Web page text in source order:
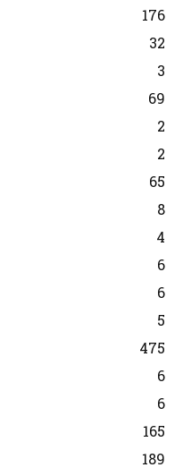
176
32
3
69
2
2
65
8
4
6
6
5
475
6
6
165
189